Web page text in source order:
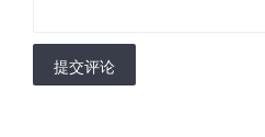
提交评论